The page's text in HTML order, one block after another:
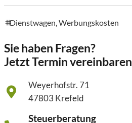
tags
Dienstwagen,Werbungskosten
Sie haben Fragen?
Jetzt Termin vereinbaren
Weyerhofstr. 71
47803 Krefeld
Steuerberatung